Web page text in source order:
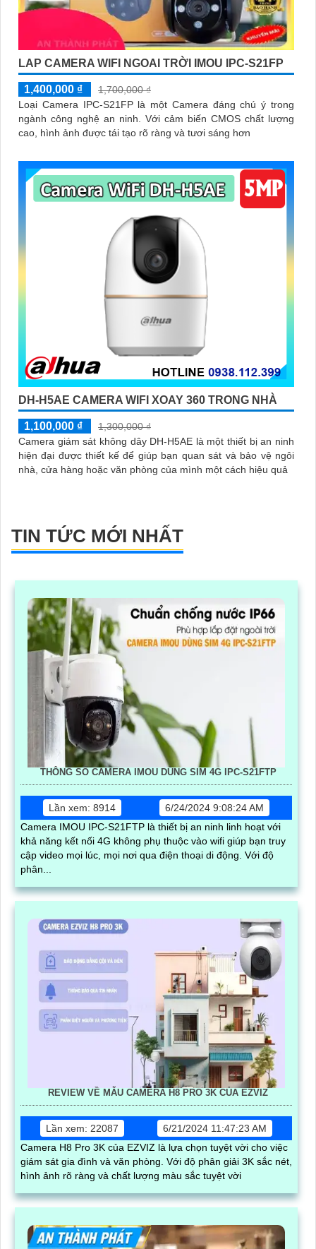
LAP CAMERA WIFI NGOAI TRỜI IMOU IPC-S21FP
1,400,000 ₫
1,700,000 ₫
Loại Camera IPC-S21FP là một Camera đáng chú ý trong
ngành công nghệ an ninh. Với cảm biến CMOS chất lượng
cao, hình ảnh được tái tạo rõ ràng và tươi sáng hơn
DH-H5AE CAMERA WIFI XOAY 360 TRONG NHÀ
1,100,000 ₫
1,300,000 ₫
Camera giám sát không dây DH-H5AE là một thiết bị an ninh
hiện đại được thiết kế để giúp bạn quan sát và bảo vệ ngôi
nhà, cửa hàng hoặc văn phòng của mình một cách hiệu quả
TIN TỨC MỚI NHẤT
THÔNG SỐ CAMERA IMOU DÙNG SIM 4G IPC-S21FTP
Lần xem: 8914
6/24/2024 9:08:24 AM
Camera IMOU IPC-S21FTP là thiết bị an ninh linh hoạt với
khả năng kết nối 4G không phụ thuộc vào wifi giúp bạn truy
cập video mọi lúc, mọi nơi qua điện thoại di động. Với độ
phân...
REVIEW VỀ MẪU CAMERA H8 PRO 3K CỦA EZVIZ
Lần xem: 22087
6/21/2024 11:47:23 AM
Camera H8 Pro 3K của EZVIZ là lựa chọn tuyệt vời cho việc
giám sát gia đình và văn phòng. Với độ phân giải 3K sắc nét,
hình ảnh rõ ràng và chất lượng màu sắc tuyệt vời